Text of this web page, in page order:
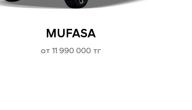
MUFASA
от 11 990 000 тг